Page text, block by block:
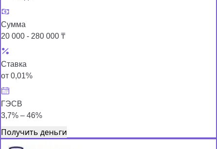
Сумма
20 000 - 280 000 ₸
Ставка
от 0,01%
ГЭСВ
3,7% – 46%
Получить деньги